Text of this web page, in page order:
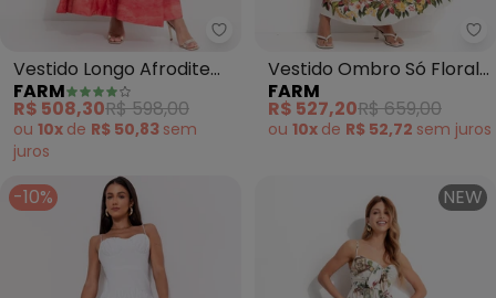
Farm - Vestido Longo Afrodite
Vestido Longo Afrodite
Rosa Jambo (Rosa)
FARM
R$ 508,30R$ 598,00
ou 10x de R$ 50,83 sem
juros
Vestido Ombro Só Floral
Mali (Bege)
FARM
R$ 527,20R$ 659,00
ou 10x de R$ 52,72 sem juros
-10% NEW